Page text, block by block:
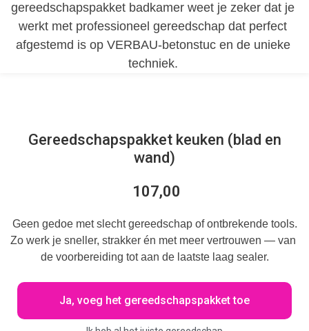
gereedschapspakket badkamer weet je zeker dat je
werkt met professioneel gereedschap dat perfect
afgestemd is op VERBAU-betonstuc en de unieke
techniek.
Gereedschapspakket keuken (blad en
wand)
107,00
Geen gedoe met slecht gereedschap of ontbrekende tools.
Zo werk je sneller, strakker én met meer vertrouwen — van
de voorbereiding tot aan de laatste laag sealer.
Ja, voeg het gereedschapspakket toe